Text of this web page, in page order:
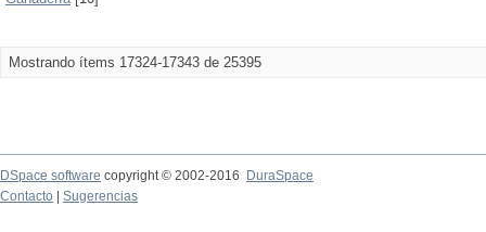
Mostrando ítems 17324-17343 de 25395
DSpace software copyright © 2002-2016
DuraSpace
Contacto
Sugerencias